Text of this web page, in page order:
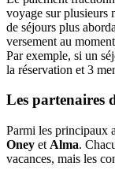
voyage sur plusieurs
de séjours plus
versement au
Par exemple, si un
la réservation et 3
Les partenaires
Parmi les principaux
Oney et Alma.
vacances, mais les